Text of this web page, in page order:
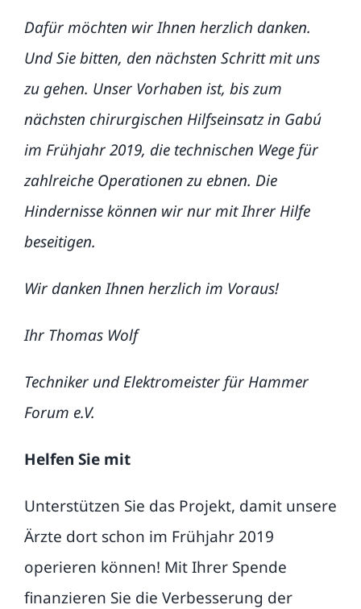
Dafür möchten wir Ihnen herzlich danken.
Und Sie bitten, den nächsten Schritt mit uns
zu gehen. Unser Vorhaben ist, bis zum
nächsten chirurgischen Hilfseinsatz in Gabú
im Frühjahr 2019, die technischen Wege für
zahlreiche Operationen zu ebnen. Die
Hindernisse können wir nur mit Ihrer Hilfe
beseitigen.
Wir danken Ihnen herzlich im Voraus!
Ihr Thomas Wolf
Techniker und Elektromeister für Hammer
Forum e.V.
Helfen Sie mit
Unterstützen Sie das Projekt, damit unsere
Ärzte dort schon im Frühjahr 2019
operieren können! Mit Ihrer Spende
finanzieren Sie die Verbesserung der